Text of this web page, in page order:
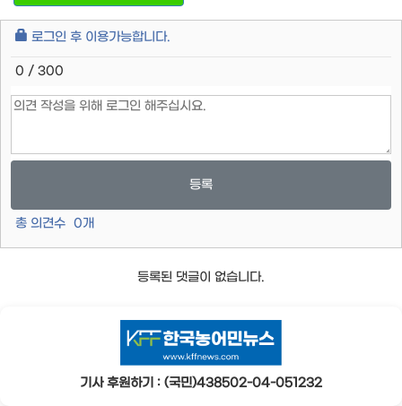
로그인 후 이용가능합니다.
0 / 300
등록
총 의견수 0개
등록된 댓글이 없습니다.
기사 후원하기 : (국민)438502-04-051232